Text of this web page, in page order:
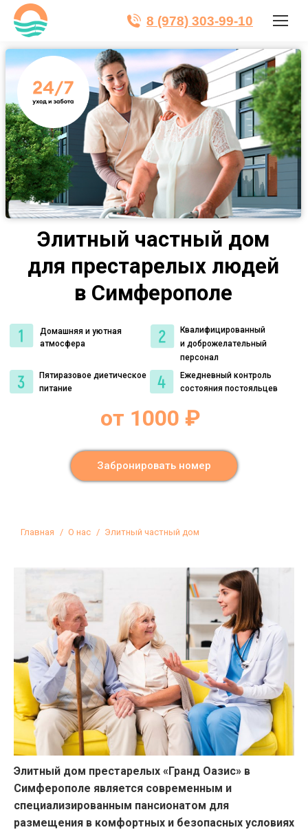
8 (978) 303-99-10
Элитный частный дом
для престарелых людей
в Симферополе
Домашняя и уютная
атмосфера
Ежедневный контроль
состояния постояльцев
Квалифицированный
и доброжелательный
персонал
Пятиразовое диетическое
питание
Забронировать номер
от 1000 ₽
Вы здесь:
Главная О нас Элитный частный дом
Элитный дом престарелых «Гранд Оазис» в
Симферополе является современным и
специализированным пансионатом для
размещения в комфортных и безопасных условиях